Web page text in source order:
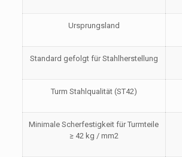
Ursprungsland
Standard gefolgt für Stahlherstellung
Turm Stahlqualität (ST42)
Minimale Scherfestigkeit für Turmteile
≥ 42 kg / mm2